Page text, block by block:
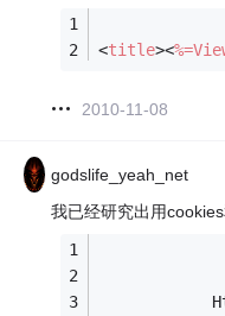
<title><
2010-11-08
godslife_yeah_net
我已经研究出用